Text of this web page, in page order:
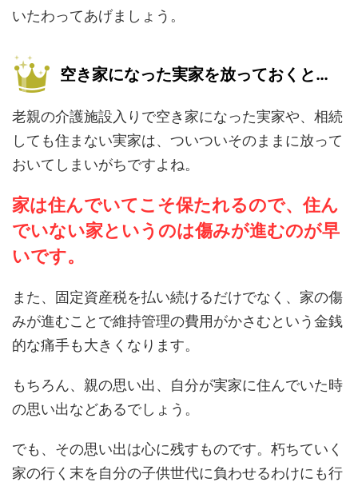
いたわってあげましょう。
空き家になった実家を放っておくと…
老親の介護施設入りで空き家になった実家や、相続
しても住まない実家は、ついついそのままに放って
おいてしまいがちですよね。
家は住んでいてこそ保たれるので、住ん
でいない家というのは傷みが進むのが早
いです。
また、固定資産税を払い続けるだけでなく、家の傷
みが進むことで維持管理の費用がかさむという金銭
的な痛手も大きくなります。
もちろん、親の思い出、自分が実家に住んでいた時
の思い出などあるでしょう。
でも、その思い出は心に残すものです。朽ちていく
家の行く末を自分の子供世代に負わせるわけにも行